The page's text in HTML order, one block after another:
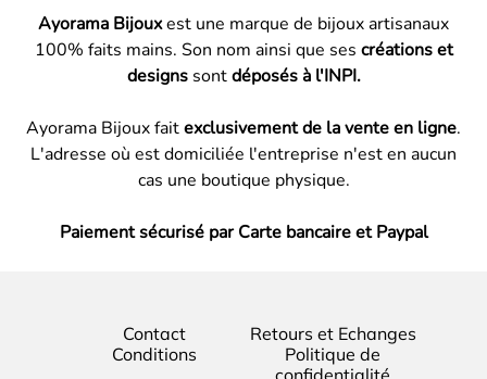
Ayorama Bijouxest une marque de bijoux artisanaux
100% faits mains. Son nom ainsi que ses créations et
designssontdéposés à l'INPI.
Ayorama Bijoux faitexclusivement de la vente en ligne.
L'adresse où est domiciliée l'entreprise n'est en aucun
cas une boutique physique.
Paiement sécurisé par Carte bancaire et Paypal
Contact
Retours et Echanges
Conditions
Politique de